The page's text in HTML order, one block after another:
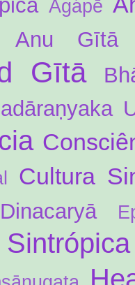
Agápē
Anu Gītā
Gītā
Cultura
Dinacaryā